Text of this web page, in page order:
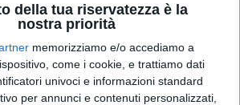
della tua riservatezza è la
nostra priorità
memorizziamo e/o accediamo a
come i cookie, e trattiamo dati
univoci e informazioni standard
per annunci e contenuti personalizzati,
in onore dei Santi Patroni
in musica il weekend lungo di festa
Orietta Berti: uno show
Moro che ha attirato una grande